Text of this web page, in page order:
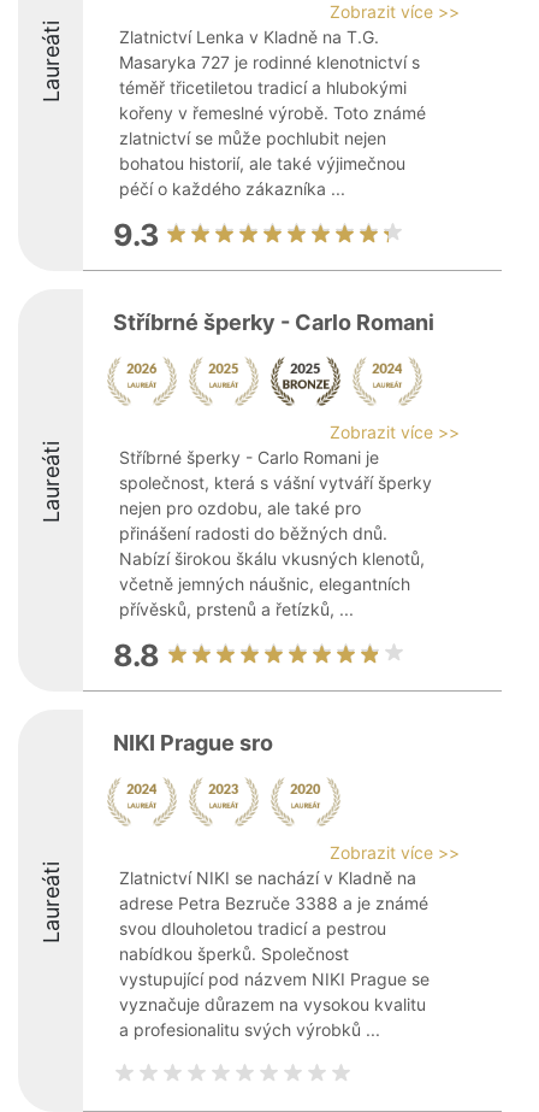
Laureáti
Zobrazit více >>
Zlatnictví Lenka v Kladně na T.G.
Masaryka 727 je rodinné klenotnictví s
téměř třicetiletou tradicí a hlubokými
kořeny v řemeslné výrobě. Toto známé
zlatnictví se může pochlubit nejen
bohatou historií, ale také výjimečnou
péčí o každého zákazníka ...
9.3
Laureáti
Stříbrné šperky - Carlo Romani
Zobrazit více >>
Stříbrné šperky - Carlo Romani je
společnost, která s vášní vytváří šperky
nejen pro ozdobu, ale také pro
přinášení radosti do běžných dnů.
Nabízí širokou škálu vkusných klenotů,
včetně jemných náušnic, elegantních
přívěsků, prstenů a řetízků, ...
8.8
Laureáti
NIKI Prague sro
Zobrazit více >>
Zlatnictví NIKI se nachází v Kladně na
adrese Petra Bezruče 3388 a je známé
svou dlouholetou tradicí a pestrou
nabídkou šperků. Společnost
vystupující pod názvem NIKI Prague se
vyznačuje důrazem na vysokou kvalitu
a profesionalitu svých výrobků ...